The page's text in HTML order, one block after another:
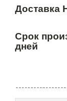
Доставка
Срок
дней